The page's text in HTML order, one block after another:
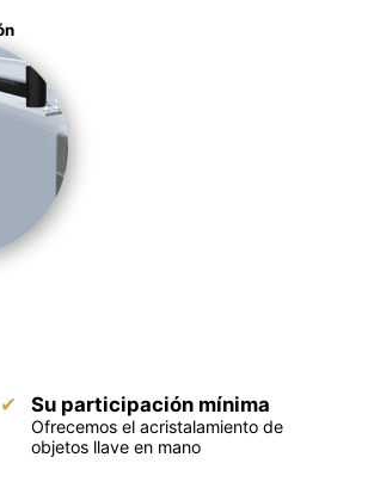
Su participación mínima
Ofrecemos el acristalamiento de
objetos llave en mano